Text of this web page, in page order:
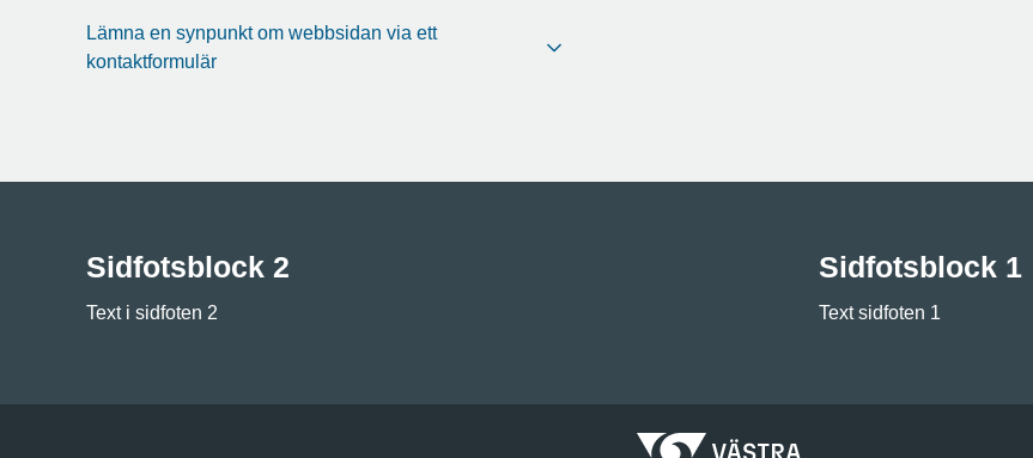
Lämna en synpunkt om webbsidan via ett
kontaktformulär
Sidfotsblock 2
Text i sidfoten 2
Sidfotsblock 1
Text sidfoten 1